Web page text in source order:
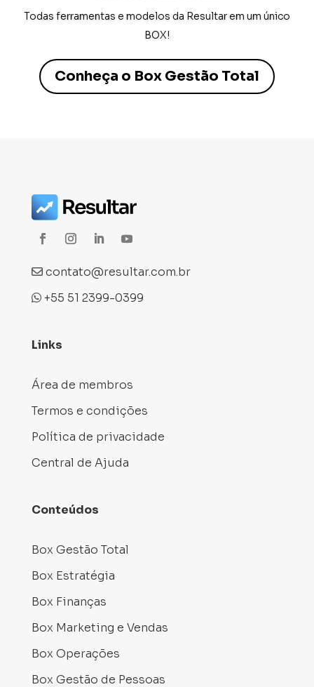
Todas ferramentas e modelos da Resultar em um único
BOX!
Conheça o Box Gestão Total
contato@resultar.com.br
+55 51 2399-0399
Links
Área de membros
Termos e condições
Política de privacidade
Central de Ajuda
Conteúdos
Box Gestão Total
Box Estratégia
Box Finanças
Box Marketing e Vendas
Box Operações
Box Gestão de Pessoas